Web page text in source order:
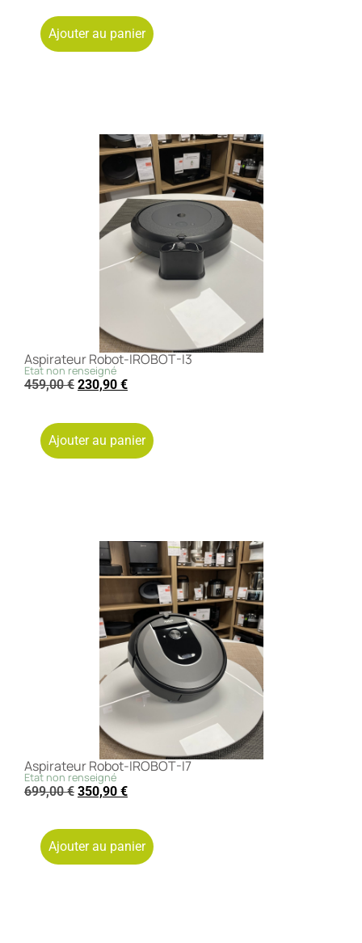
Ajouter au panier
Aspirateur Robot-IROBOT-I3
Etat non renseigné
459,00€ 230,90 €
Ajouter au panier
Aspirateur Robot-IROBOT-I7
Etat non renseigné
699,00€ 350,90 €
Ajouter au panier